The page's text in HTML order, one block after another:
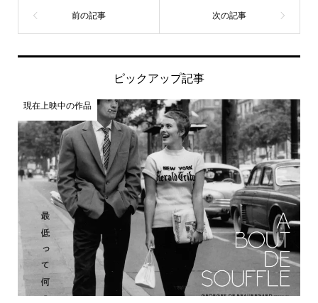
ピックアップ記事
現在上映中の作品